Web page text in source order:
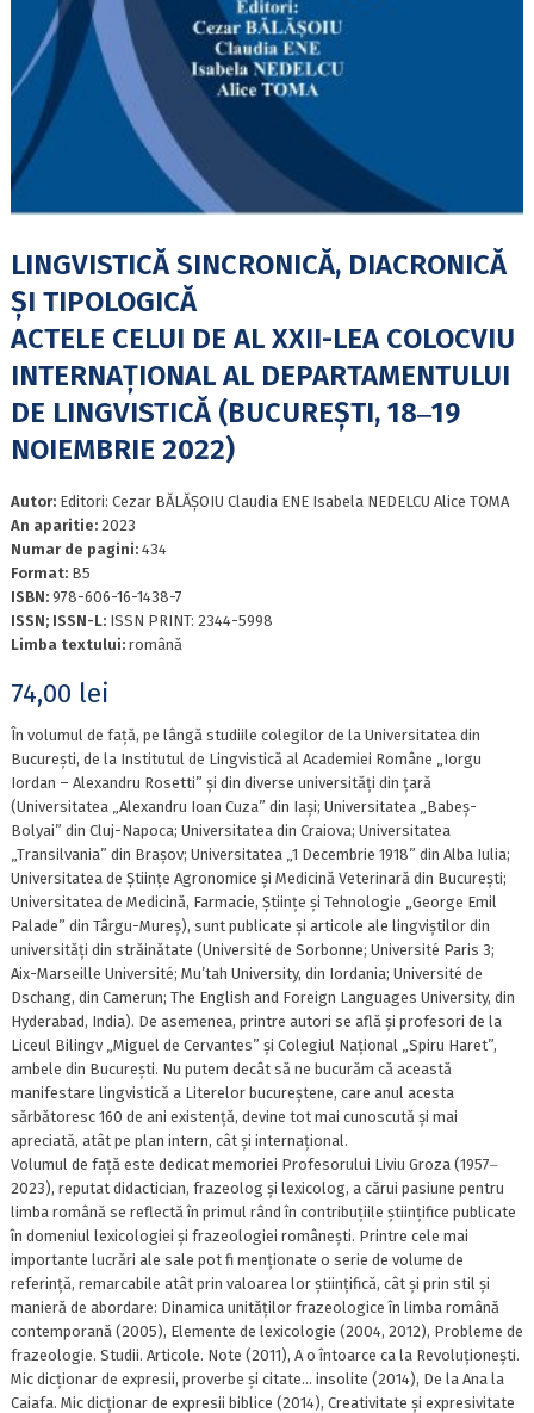
LINGVISTICĂ SINCRONICĂ, DIACRONICĂ
ȘI TIPOLOGICĂ
ACTELE CELUI DE AL XXII-LEA COLOCVIU
INTERNAȚIONAL AL DEPARTAMENTULUI
DE LINGVISTICĂ (BUCUREȘTI, 18‒19
NOIEMBRIE 2022)
Autor: Editori: Cezar BĂLĂȘOIU Claudia ENE Isabela NEDELCU Alice TOMA
An aparitie: 2023
Numar de pagini: 434
Format: B5
ISBN: 978-606-16-1438-7
ISSN; ISSN-L: ISSN PRINT: 2344-5998
Limba textului: română
74,00 lei
În volumul de față, pe lângă studiile colegilor de la Universitatea din
București, de la Institutul de Lingvistică al Academiei Române „Iorgu
Iordan – Alexandru Rosetti” și din diverse universități din țară
(Universitatea „Alexandru Ioan Cuza” din Iași; Universitatea „Babeș-
Bolyai” din Cluj-Napoca; Universitatea din Craiova; Universitatea
„Transilvania” din Brașov; Universitatea „1 Decembrie 1918” din Alba Iulia;
Universitatea de Științe Agronomice și Medicină Veterinară din București;
Universitatea de Medicină, Farmacie, Științe și Tehnologie „George Emil
Palade” din Târgu-Mureș), sunt publicate și articole ale lingviștilor din
universități din străinătate (Université de Sorbonne; Université Paris 3;
Aix-Marseille Université; Mu’tah University, din Iordania; Université de
Dschang, din Camerun; The English and Foreign Languages University, din
Hyderabad, India). De asemenea, printre autori se află și profesori de la
Liceul Bilingv „Miguel de Cervantes” și Colegiul Național „Spiru Haret”,
ambele din București. Nu putem decât să ne bucurăm că această
manifestare lingvistică a Literelor bucureștene, care anul acesta
sărbătoresc 160 de ani existență, devine tot mai cunoscută și mai
apreciată, atât pe plan intern, cât și internațional.
Volumul de față este dedicat memoriei Profesorului Liviu Groza (1957‒
2023), reputat didactician, frazeolog și lexicolog, a cărui pasiune pentru
limba română se reflectă în primul rând în contribuțiile științifice publicate
în domeniul lexicologiei și frazeologiei românești. Printre cele mai
importante lucrări ale sale pot fi menționate o serie de volume de
referință, remarcabile atât prin valoarea lor științifică, cât și prin stil și
manieră de abordare: Dinamica unităților frazeologice în limba română
contemporană (2005), Elemente de lexicologie (2004, 2012), Probleme de
frazeologie. Studii. Articole. Note (2011), A o întoarce ca la Revoluționești.
Mic dicționar de expresii, proverbe și citate… insolite (2014), De la Ana la
Caiafa. Mic dicționar de expresii biblice (2014), Creativitate și expresivitate